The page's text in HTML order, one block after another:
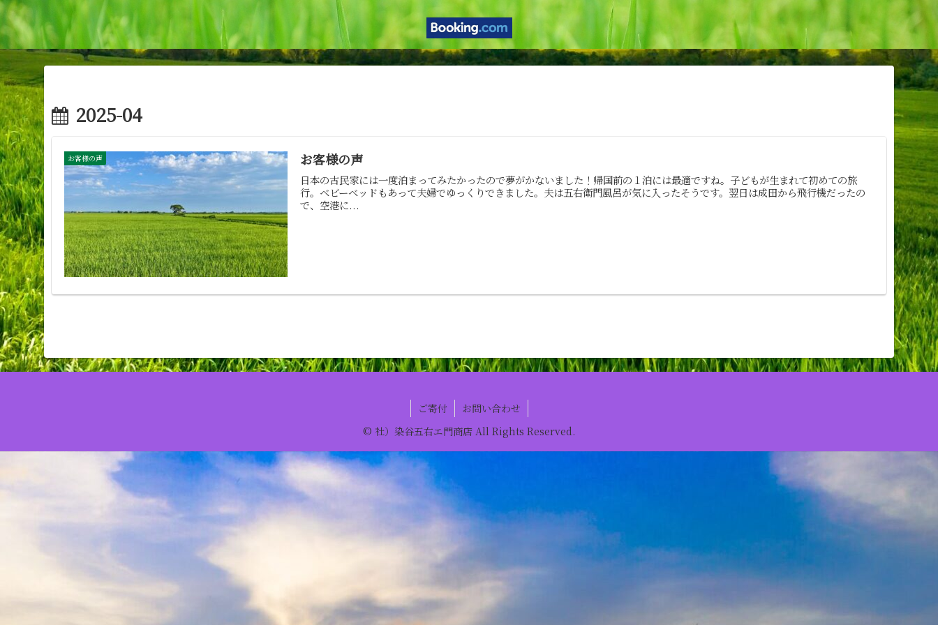
2025-04
お客様の声 お客様の声
日本の古民家には一度泊まってみたかったので夢がかないました！帰国前の１泊には最適ですね。子どもが生まれて初めての旅
行。ベビーベッドもあって夫婦でゆっくりできました。夫は五右衛門風呂が気に入ったそうです。翌日は成田から飛行機だったの
で、空港に...
ご寄付
お問い合わせ
© 社）染谷五右エ門商店 All Rights Reserved.